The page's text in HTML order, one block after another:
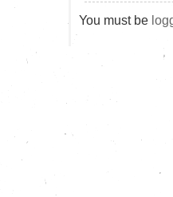
You must be